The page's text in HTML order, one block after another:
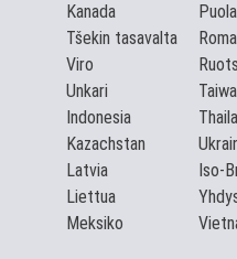
Kanada
Tšekin tasavalta
Viro
Unkari
Indonesia
Kazachstan
Latvia
Liettua
Meksiko
Puola
Iso-